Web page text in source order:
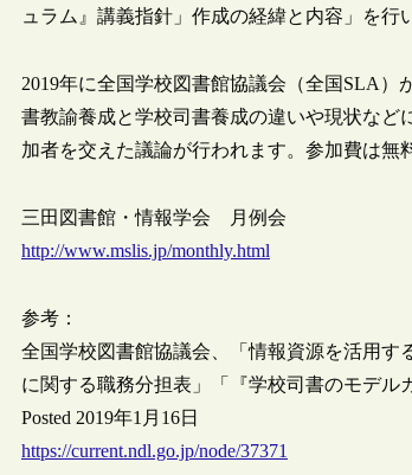
ュラム』講義指針」作成の経緯と内容」を行
2019年に全国学校図書館協議会（全国SLA
書教諭養成と学校司書養成の違いや現状な
加者を交えた議論が行われます。参加費は無
三田図書館・情報学会 月例会
http://www.mslis.jp/monthly.html
参考：
全国学校図書館協議会、「情報資源を活用
に関する職務分担表」「『学校司書のモデル
Posted 2019年1月16日
https://current.ndl.go.jp/node/37371